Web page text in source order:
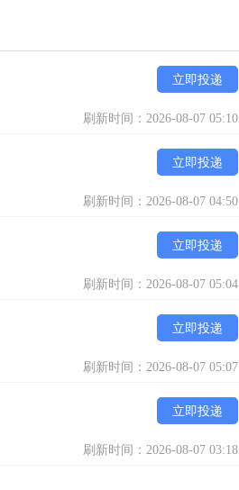
立即投递
刷新时间：2026-08-07 05:10
立即投递
刷新时间：2026-08-07 04:50
立即投递
刷新时间：2026-08-07 05:04
立即投递
刷新时间：2026-08-07 05:07
立即投递
刷新时间：2026-08-07 03:18